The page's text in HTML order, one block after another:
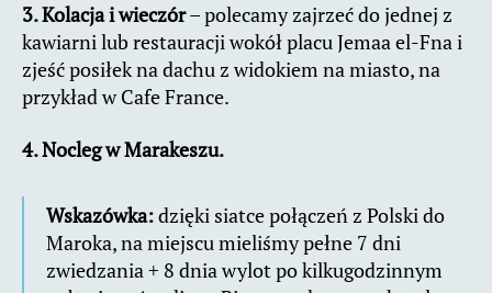
3. Kolacja i wieczór– polecamy zajrzeć do jednej z
kawiarni lub restauracji wokół placu Jemaa el-Fna i
zjeść posiłek na dachu z widokiem na miasto, na
przykład w Cafe France.
4. Nocleg w Marakeszu.
Wskazówka:dzięki siatce połączeń z Polski do
Maroka, na miejscu mieliśmy pełne 7 dni
zwiedzania + 8 dnia wylot po kilkugodzinnym